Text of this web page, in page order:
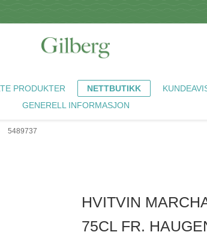
PRODUKTER NETTBUTIKK
GENERELL INFORMASJON
5489737
HVITVIN
75CL FR.